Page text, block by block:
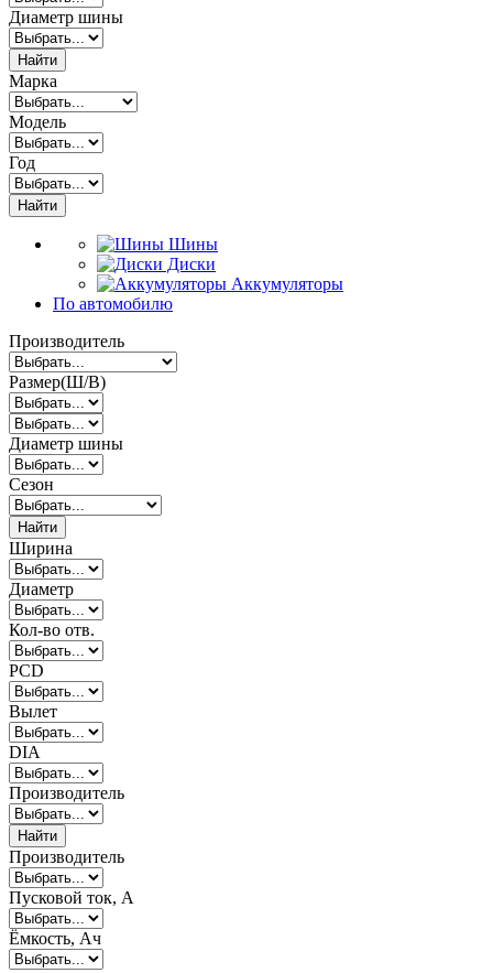
Диаметр шины
Найти
Марка
Модель
Год
Найти
Шины
Диски
Аккумуляторы
По автомобилю
Производитель
Размер(Ш/В)
Диаметр шины
Сезон
Найти
Ширина
Диаметр
Кол-во отв.
PCD
Вылет
DIA
Производитель
Найти
Производитель
Пусковой ток, А
Ёмкость, Ач